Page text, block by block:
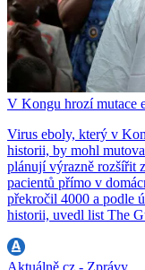
V Kongu hrozí mutace
Virus eboly, který v
historii, by mohl
plánují výrazně rozšířit
pacientů přímo v
překročil 4000 a podle
historii, uvedl list The
Aktuálně.cz - Zprávy